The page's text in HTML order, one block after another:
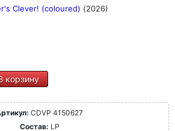
Clever! (coloured) (2026)
корзину
CDVP 4150627
Состав: LP